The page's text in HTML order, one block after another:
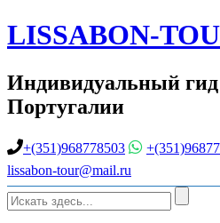
LISSABON-
Индивидуальный
Португалии
+(351)968778503
lissabon-tour@mail.ru